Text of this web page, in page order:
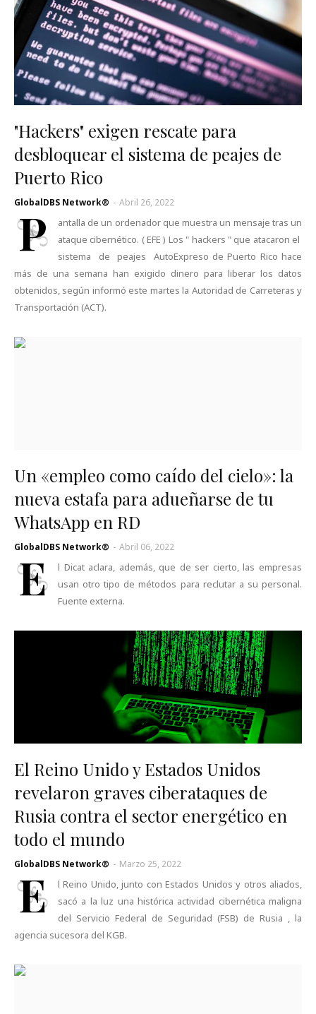
"Hackers" exigen rescate para
desbloquear el sistema de peajes de
Puerto Rico
GlobalDBS Network® - Abril 26, 2022
P
antalla de un ordenador que muestra un mensaje tras un
ataque cibernético. ( EFE ) Los " hackers " que atacaron el
sistema de peajes AutoExpreso de Puerto Rico hace
más de una semana han exigido dinero para liberar los datos
obtenidos, según informó este martes la Autoridad de Carreteras y
Transportación (ACT).
Un «empleo como caído del cielo»: la
nueva estafa para adueñarse de tu
WhatsApp en RD
GlobalDBS Network® - Abril 06, 2022
E
l Dicat aclara, además, que de ser cierto, las empresas
usan otro tipo de métodos para reclutar a su personal.
Fuente externa.
El Reino Unido y Estados Unidos
revelaron graves ciberataques de
Rusia contra el sector energético en
todo el mundo
GlobalDBS Network® - Marzo 25, 2022
E
l Reino Unido, junto con Estados Unidos y otros aliados,
sacó a la luz una histórica actividad cibernética maligna
del Servicio Federal de Seguridad (FSB) de Rusia , la
agencia sucesora del KGB.